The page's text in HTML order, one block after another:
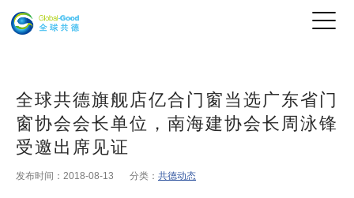
全球共德旗舰店亿合门窗当选广东省门
窗协会会长单位，南海建协会长周泳锋
受邀出席见证
发布时间：2018-08-13 分类： 共德动态